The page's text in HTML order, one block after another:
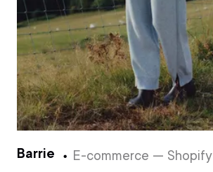
Barrie
E-commerce — Shopify